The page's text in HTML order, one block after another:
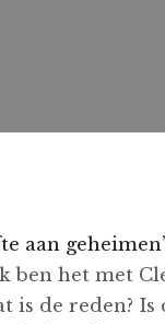
aan
ben het met
is de reden? Is